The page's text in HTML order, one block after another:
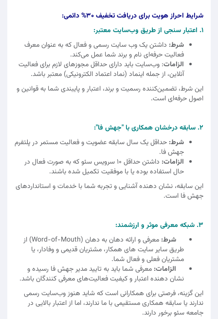
شرایط احراز هویت برای دریافت تخفیف 30% دائمی:
1. اعتبار سنجی از طریق وب‌سایت معتبر:
شرط: داشتن یک وب‌ سایت رسمی و فعال که به عنوان معرف
فعالیت حرفه‌ای نام و برند شما عمل می‌کند.
الزامات: وب‌سایت باید دارای حداقل مجوزهای لازم برای فعالیت
آنلاین، از جمله اینماد (نماد اعتماد الکترونیکی) معتبر باشد.
این شرط، تضمین‌کننده رسمیت و برند، اعتبار و پایبندی شما به قوانین و
اصول حرفه‌ای است.
2. سابقه درخشان همکاری با "جهش فا":
شرط: حداقل یک سال سابقه عضویت و فعالیت مستمر در پلتفرم
جهش فا.
الزامات:
داشتن حداقل 10 سرویس سئو که به صورت فعال در
حال استفاده بوده یا با موفقیت تکمیل شده باشند.
این سابقه، نشان‌ دهنده آشنایی و تجربه شما با خدمات و استانداردهای
جهش فا است.
3. شبکه معرفی موثر و ارزشمند:
شرط:
معرفی و ارائه دهان به دهان (Word-of-Mouth) از
طریق سایر سایت‌ های همکار، مشتریان قدیمی و وفادار، یا
مشتریان فعلی و فعال شما.
الزامات: معرفی شما باید به تایید مدیر جهش فا رسیده و
نشان‌ دهنده اعتبار و کیفیت فعالیت‌های معرفی‌ کنندگان باشد.
این گزینه، فرصتی برای همکارانی است که شاید هنوز وب‌سایت رسمی
ندارند یا سابقه همکاری مستقیمی با ما ندارند، اما از اعتبار بالایی در
جامعه سئو برخور دارند.